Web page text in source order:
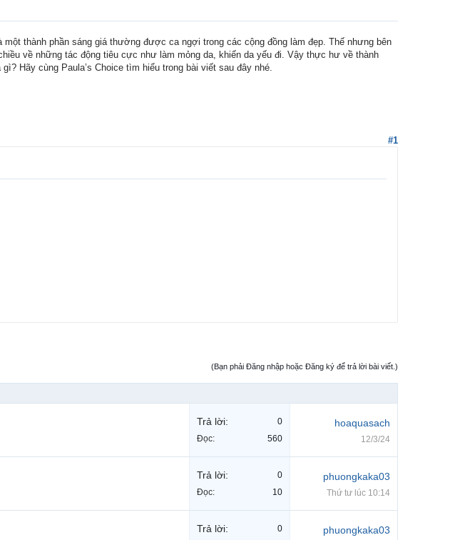
thành phần sáng giá thường được ca ngợi trong các cộng đồng làm đẹp. Thế nhưng bên
về những tác động tiêu cực như làm mỏng da, khiến da yếu đi. Vậy thực hư về thành
Hãy cùng Paula’s Choice tìm hiểu trong bài viết sau đây nhé.
#1
(Bạn phải Đăng nhập hoặc Đăng ký để trả lời bài viết.)
Trả lời:
0
Đọc:
560
hoaquasach
12/3/24
Trả lời:
0
Đọc:
10
phuongkaka03
Thứ tư lúc 10:14
Trả lời:
0
phuongkaka03